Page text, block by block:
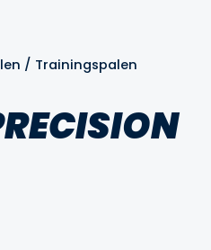
/ Trainingspalen